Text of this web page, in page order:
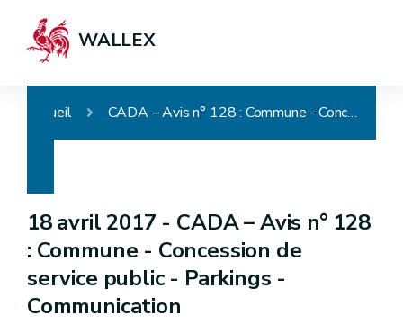
WALLEX
Accueil CADA – Avis n° 128 : Commune - Concession de service public - Parkings - Communication
18 avril 2017 - CADA – Avis n° 128
: Commune - Concession de
service public - Parkings -
Communication